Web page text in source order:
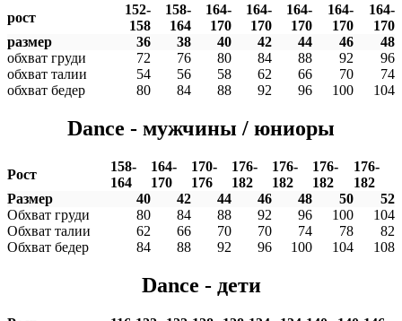
рост
152-
158
158-
164
164-
170
164-
170
164-
170
164-
170
164-
170
размер
36 38 40 42 44 46
48
обхват груди
72 76 80 84 88 92
96
обхват талии
54 56 58 62 66 70
74
обхват бедер
80 84 88 92 96 100 104
Dance - мужчины / юниоры
Рост
158-
164
164-
170
170-
176
176-
182
176-
182
176-
182
176-
182
Размер
40 42 44 46 48 50
52
Обхват груди
80 84 88 92 96 100
104
Обхват талии
62 66 70 70 74 78
82
Обхват бедер
84 88 92 96 100 104 108
Dance - дети